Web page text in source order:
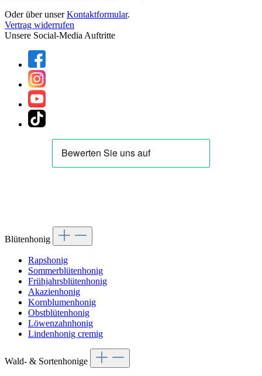
Oder über unserKontaktformular.
Vertrag widerrufen
Unsere Social-Media Auftritte
Blütenhonig
Rapshonig
Sommerblütenhonig
Frühjahrsblütenhonig
Akazienhonig
Kornblumenhonig
Obstblütenhonig
Löwenzahnhonig
Lindenhonig cremig
Wald- & Sortenhonige